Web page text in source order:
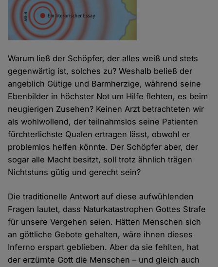
Warum ließ der Schöpfer, der alles weiß und stets
gegenwärtig ist, solches zu? Weshalb beließ der
angeblich Gütige und Barmherzige, während seine
Ebenbilder in höchster Not um Hilfe flehten, es beim
neugierigen Zusehen? Keinen Arzt betrachteten wir
als wohlwollend, der teilnahmslos seine Patienten
fürchterlichste Qualen ertragen lässt, obwohl er
problemlos helfen könnte. Der Schöpfer aber, der
sogar alle Macht besitzt, soll trotz ähnlich trägen
Nichtstuns gütig und gerecht sein?
Die traditionelle Antwort auf diese aufwühlenden
Fragen lautet, dass Naturkatastrophen Gottes Strafe
für unsere Vergehen seien. Hätten Menschen sich
an göttliche Gebote gehalten, wäre ihnen dieses
Inferno erspart geblieben. Aber da sie fehlten, hat
der erzürnte Gott die Menschen – und gleich auch